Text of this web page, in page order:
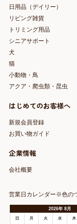
日用品（デイリー）
リビング雑貨
トリミング用品
シニアサポート
犬
猫
小動物・鳥
アクア・爬虫類・昆虫
はじめてのお客様へ
新規会員登録
お買い物ガイド
企業情報
会社概要
営業日カレンダー※色の
2026年 8月
日 月 火 水 木